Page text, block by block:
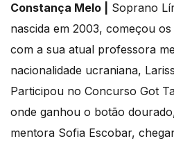
Constança Melo |
Soprano
nascida em 2003, começou
com a sua atual professora
nacionalidade ucraniana,
Participou no Concurso Got
onde ganhou o botão
mentora Sofia Escobar,